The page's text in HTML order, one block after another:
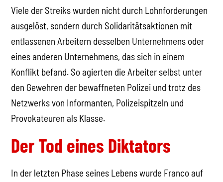
Viele der Streiks wurden nicht durch Lohnforderungen
ausgelöst, sondern durch Solidaritätsaktionen mit
entlassenen Arbeitern desselben Unternehmens oder
eines anderen Unternehmens, das sich in einem
Konflikt befand. So agierten die Arbeiter selbst unter
den Gewehren der bewaffneten Polizei und trotz des
Netzwerks von Informanten, Polizeispitzeln und
Provokateuren als Klasse.
Der Tod eines Diktators
In der letzten Phase seines Lebens wurde Franco auf